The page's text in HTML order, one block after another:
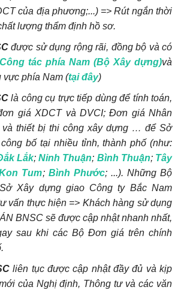
của địa phương;...) => Rút ngắn thời
lượng thẩm định hồ sơ.
được sử dụng rộng rãi, đồng bộ và có
tác phía Nam (Bộ Xây dựng)và
vực phía Nam (tại đây)
là công cụ trực tiếp dùng để tính toán,
giá XDCT và DVCI; Đơn giá Nhân
và thiết bị thi công xây dựng … để Sở
bố tại nhiều tỉnh, thành phố (như:
Lắk;Ninh Thuận; Bình Thuận; Tây
Tum; Bình Phước; ...). Những Bộ
Xây dựng giao Công ty Bắc Nam
vấn thực hiện => Khách hàng sử dụng
BNSC sẽ được cập nhật nhanh nhất,
sau khi các Bộ Đơn giá trên chính
liên tục được cập nhật đầy đủ và kịp
của Nghị định, Thông tư và các văn